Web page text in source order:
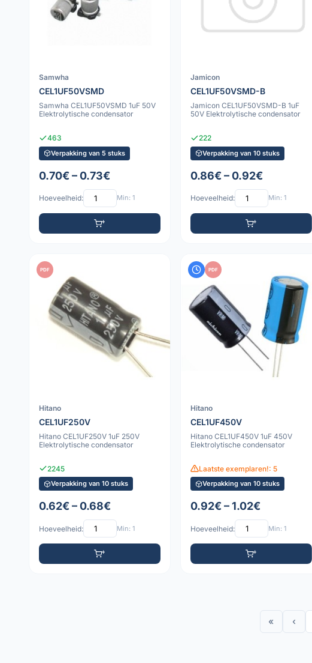
Samwha
CEL1UF50VSMD
Samwha CEL1UF50VSMD 1uF 50V
Elektrolytische condensator
463
Verpakking van 5 stuks
0.70€ – 0.73€
Hoeveelheid: Min: 1
Jamicon
CEL1UF50VSMD-B
Jamicon CEL1UF50VSMD-B 1uF
50V Elektrolytische condensator
222
Verpakking van 10 stuks
0.86€ – 0.92€
Hoeveelheid: Min: 1
PDF
Hitano
CEL1UF250V
Hitano CEL1UF250V 1uF 250V
Elektrolytische condensator
2245
Verpakking van 10 stuks
0.62€ – 0.68€
Hoeveelheid: Min: 1
PDF
Hitano
CEL1UF450V
Hitano CEL1UF450V 1uF 450V
Elektrolytische condensator
Laatste exemplaren!: 5
Verpakking van 10 stuks
0.92€ – 1.02€
Hoeveelheid: Min: 1
« ‹